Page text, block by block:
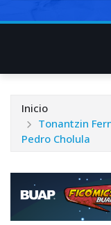
Inicio
Tonantzin
Pedro Cholula